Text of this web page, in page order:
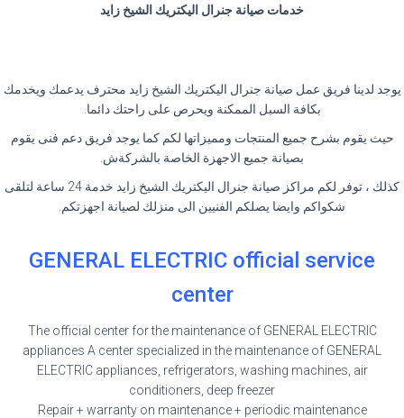
خدمات صيانة جنرال اليكتريك الشيخ زايد
يوجد لدينا فريق عمل صيانة جنرال اليكتريك الشيخ زايد محترف يدعمك ويخدمك
بكافة السبل الممكنة ويحرص على راحتك دائما
حيث يقوم بشرح جميع المنتجات ومميزاتها لكم كما يوجد فريق دعم فنى يقوم
بصيانة جميع الاجهزة الخاصة بالشركةش
كذلك ، توفر لكم مراكز صيانة جنرال اليكتريك الشيخ زايد خدمة 24 ساعة لتلقى
شكواكم وايضا يصلكم الفنيين الى منزلك لصيانة اجهزتكم
GENERAL ELECTRIC official service
center
The official center for the maintenance of GENERAL ELECTRIC
appliances A center specialized in the maintenance of GENERAL
ELECTRIC appliances, refrigerators, washing machines, air
conditioners, deep freezer
Repair + warranty on maintenance + periodic maintenance